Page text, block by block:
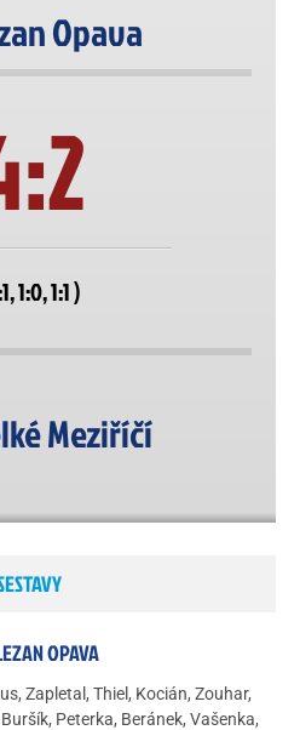
Opava
1:0, 1:1 )
Meziříčí
OPAVA
Zapletal, Thiel, Kocián, Zouhar,
Peterka, Beránek, Vašenka,